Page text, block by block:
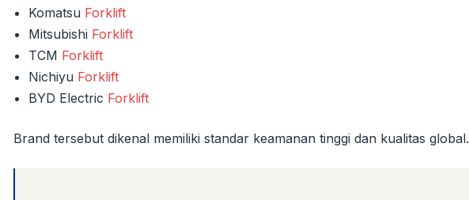
Komatsu Forklift
Mitsubishi Forklift
TCM Forklift
Nichiyu Forklift
BYD Electric Forklift
Brand tersebut dikenal memiliki standar keamanan tinggi dan kualitas global.